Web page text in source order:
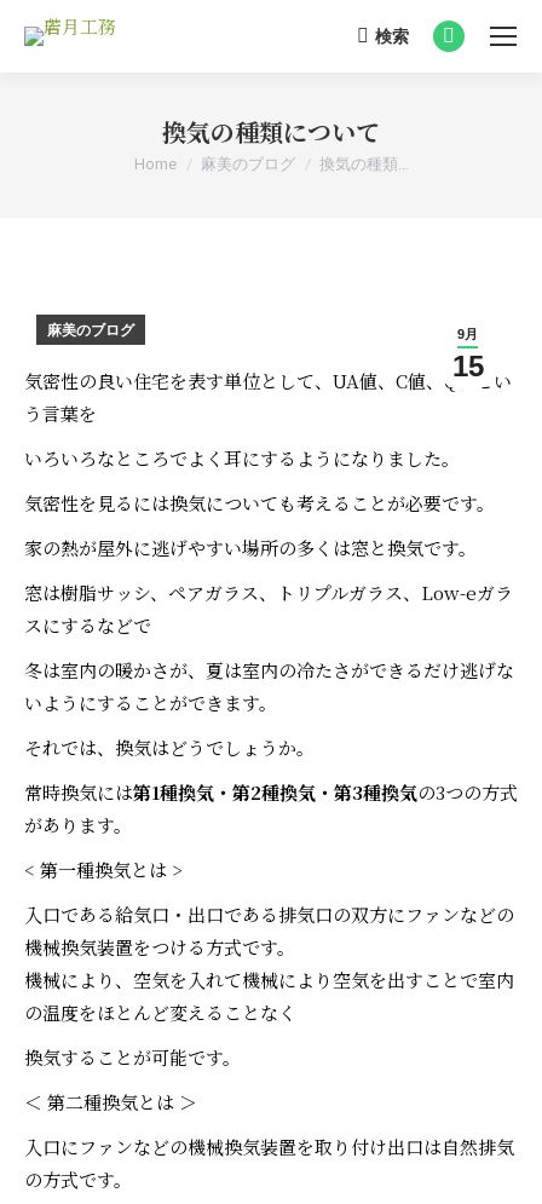
Search:
検索
Facebook
換気の種類について
You are here:
Home 麻美のブログ 換気の種類…
9月
15
麻美のブログ
気密性の良い住宅を表す単位として、UA値、C値、Q値とい
う言葉を
いろいろなところでよく耳にするようになりました。
気密性を見るには換気についても考えることが必要です。
家の熱が屋外に逃げやすい場所の多くは窓と換気です。
窓は樹脂サッシ、ペアガラス、トリプルガラス、Low-eガラ
スにするなどで
冬は室内の暖かさが、夏は室内の冷たさができるだけ逃げな
いようにすることができます。
それでは、換気はどうでしょうか。
常時換気には第1種換気・第2種換気・第3種換気の3つの方式
があります。
< 第一種換気とは >
入口である給気口・出口である排気口の双方にファンなどの
機械換気装置をつける方式です。
機械により、空気を入れて機械により空気を出すことで室内
の温度をほとんど変えることなく
換気することが可能です。
＜ 第二種換気とは ＞
入口にファンなどの機械換気装置を取り付け出口は自然排気
の方式です。